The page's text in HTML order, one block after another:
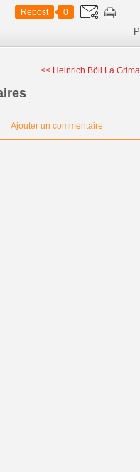
Repost 0
<< Heinrich Böll La
Ajouter un commentaire